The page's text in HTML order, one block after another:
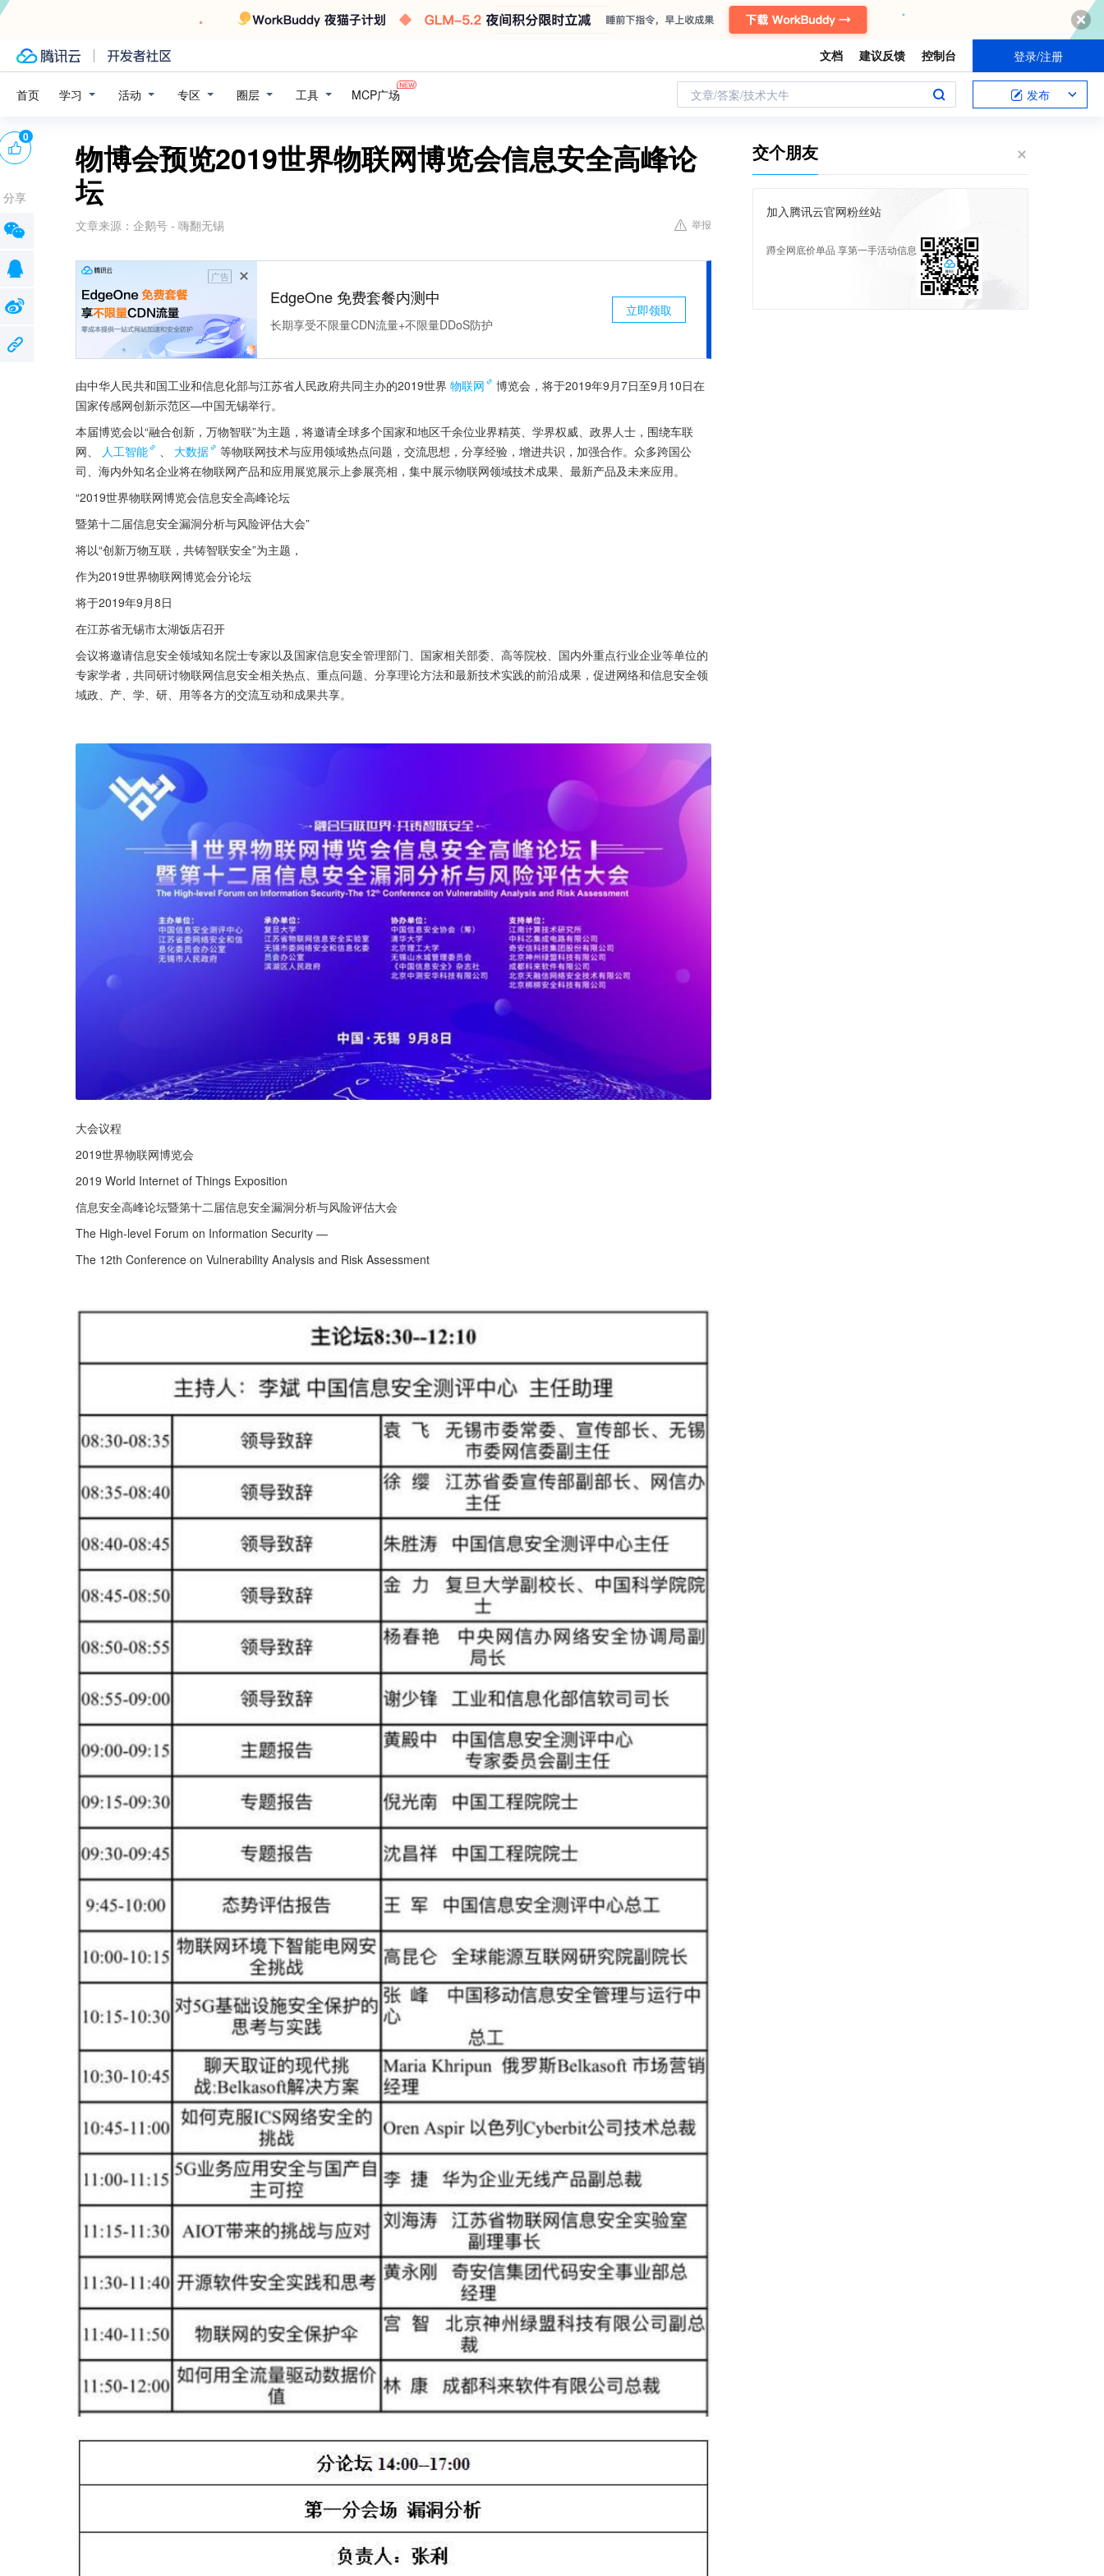
文档 建议反馈 控制台 登录/注册
首页 学习 活动 专区 圈层 工具 MCP广场 文章/答案/技术大牛 发布
物博会预览2019世界物联网博览会信息安全高峰论
坛
文章来源： 企鹅号 - 嗨翻无锡 举报
广告
EdgeOne 免费套餐内测中
长期享受不限量CDN流量+不限量DDoS防护
立即领取
由中华人民共和国工业和信息化部与江苏省人民政府共同主办的2019世界 物联网
博览会，将于2019年9月7日至9月10日在
国家传感网创新示范区—中国无锡举行。
本届博览会以“融合创新，万物智联”为主题，将邀请全球多个国家和地区千余位业界精英、学界权威、政界人士，围绕车联
网、
人工智能 、 大数据
等物联网技术与应用领域热点问题，交流思想，分享经验，增进共识，加强合作。众多跨国公
司、海内外知名企业将在物联网产品和应用展览展示上参展亮相，集中展示物联网领域技术成果、最新产品及未来应用。
“2019世界物联网博览会信息安全高峰论坛
暨第十二届信息安全漏洞分析与风险评估大会”
将以“创新万物互联，共铸智联安全”为主题，
作为2019世界物联网博览会分论坛
将于2019年9月8日
在江苏省无锡市太湖饭店召开
会议将邀请信息安全领域知名院士专家以及国家信息安全管理部门、国家相关部委、高等院校、国内外重点行业企业等单位的
专家学者，共同研讨物联网信息安全相关热点、重点问题、分享理论方法和最新技术实践的前沿成果，促进网络和信息安全领
域政、产、学、研、用等各方的交流互动和成果共享。
大会议程
2019世界物联网博览会
2019 World Internet of Things Exposition
信息安全高峰论坛暨第十二届信息安全漏洞分析与风险评估大会
The High-level Forum on Information Security —
The 12th Conference on Vulnerability Analysis and Risk Assessment
0
分享
交个朋友
加入腾讯云官网粉丝站
蹲全网底价单品 享第一手活动信息